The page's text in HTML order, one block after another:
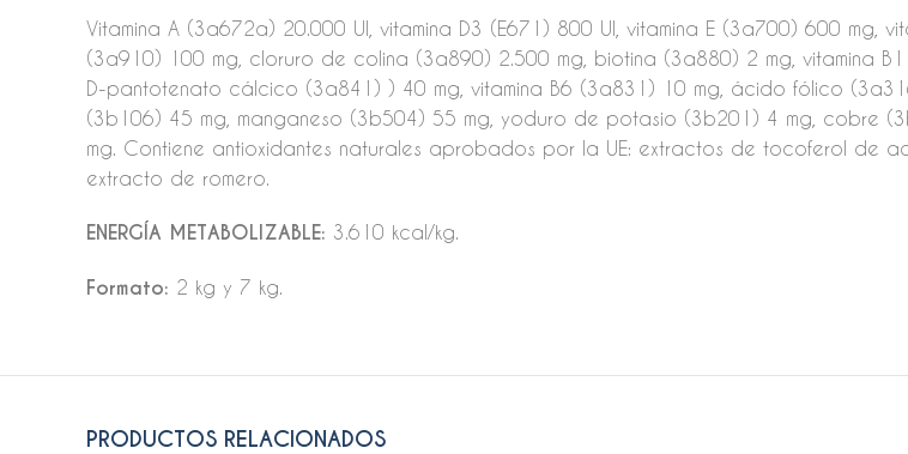
Vitamina A (3a672a) 20.000 UI, vitamina D3 (E671) 800 UI, vitamina E (3a700) 600 mg,
(3a910) 100 mg, cloruro de colina (3a890) 2.500 mg, biotina (3a880) 2 mg, vitamina
D-pantotenato cálcico (3a841) ) 40 mg, vitamina B6 (3a831) 10 mg, ácido fólico
(3b106) 45 mg, manganeso (3b504) 55 mg, yoduro de potasio (3b201) 4 mg, cobre
mg. Contiene antioxidantes naturales aprobados por la UE: extractos de tocoferol de
extracto de romero.
ENERGÍA METABOLIZABLE: 3.610 kcal/kg.
Formato: 2 kg y 7 kg.
PRODUCTOS RELACIONADOS